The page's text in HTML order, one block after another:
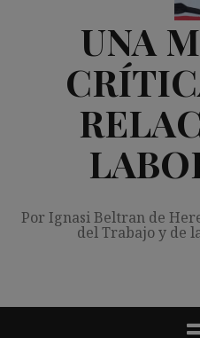
UNA
Por Ignasi Beltran de
del Trabajo y de